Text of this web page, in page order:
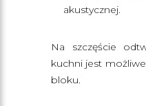
akustycznej.
Na szczęście
kuchni jest
bloku.